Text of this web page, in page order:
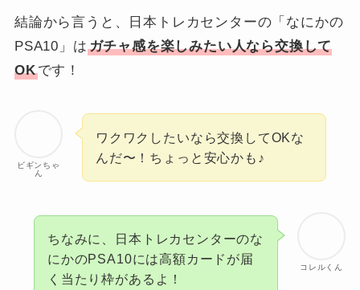
結論から言うと、日本トレカセンターの「なにかの
PSA10」はガチャ感を楽しみたい人なら交換して
OKです！
ビギンちゃ
ん
ワクワクしたいなら交換してOKな
んだ〜！ちょっと安心かも♪
コレルくん
ちなみに、日本トレカセンターのな
にかのPSA10には高額カードが届
く当たり枠があるよ！